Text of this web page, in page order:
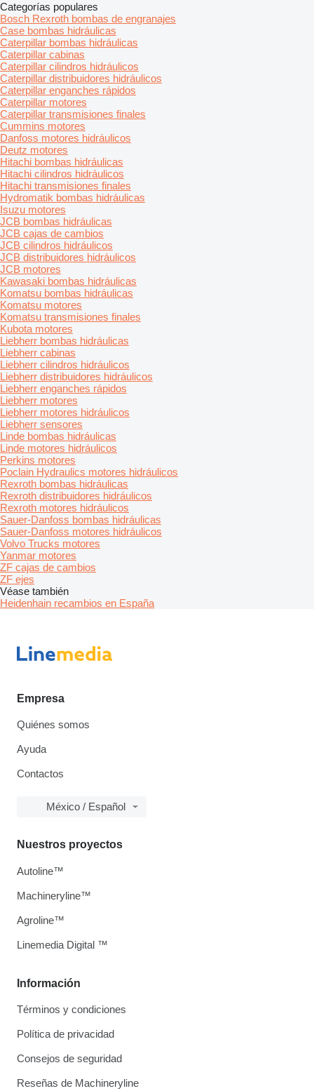
Categorías populares
Bosch Rexroth bombas de engranajes
Case bombas hidráulicas
Caterpillar bombas hidráulicas
Caterpillar cabinas
Caterpillar cilindros hidráulicos
Caterpillar distribuidores hidráulicos
Caterpillar enganches rápidos
Caterpillar motores
Caterpillar transmisiones finales
Cummins motores
Danfoss motores hidráulicos
Deutz motores
Hitachi bombas hidráulicas
Hitachi cilindros hidráulicos
Hitachi transmisiones finales
Hydromatik bombas hidráulicas
Isuzu motores
JCB bombas hidráulicas
JCB cajas de cambios
JCB cilindros hidráulicos
JCB distribuidores hidráulicos
JCB motores
Kawasaki bombas hidráulicas
Komatsu bombas hidráulicas
Komatsu motores
Komatsu transmisiones finales
Kubota motores
Liebherr bombas hidráulicas
Liebherr cabinas
Liebherr cilindros hidráulicos
Liebherr distribuidores hidráulicos
Liebherr enganches rápidos
Liebherr motores
Liebherr motores hidráulicos
Liebherr sensores
Linde bombas hidráulicas
Linde motores hidráulicos
Perkins motores
Poclain Hydraulics motores hidráulicos
Rexroth bombas hidráulicas
Rexroth distribuidores hidráulicos
Rexroth motores hidráulicos
Sauer-Danfoss bombas hidráulicas
Sauer-Danfoss motores hidráulicos
Volvo Trucks motores
Yanmar motores
ZF cajas de cambios
ZF ejes
Véase también
Heidenhain recambios en España
Empresa
Quiénes somos
Ayuda
Contactos
México / Español
Información
Términos y condiciones
Política de privacidad
Consejos de seguridad
Reseñas de Machineryline
Nuestros proyectos
Autoline™
Machineryline™
Agroline™
Linemedia Digital ™